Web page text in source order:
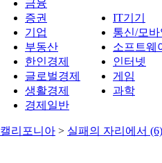
금융
증권
기업
부동산
한인경제
글로벌경제
생활경제
경제일반
IT기기
통신/모
소프트웨
인터넷
게임
과학
캘리포니아 > 실패의 자리에서